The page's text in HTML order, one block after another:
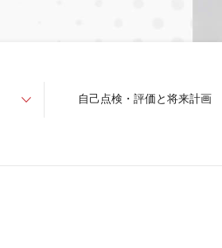
自己点検・評価と将来計画